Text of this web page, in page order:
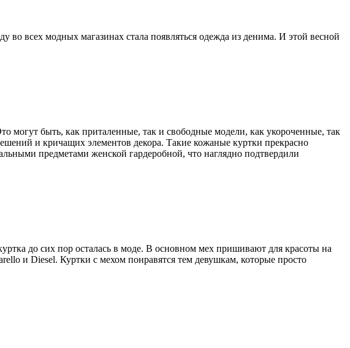
всех модных магазинах стала появляться одежда из денима. И этой весной
могут быть, как приталенные, так и свободные модели, как укороченные, так
и кричащих элементов декора. Такие кожаные куртки прекрасно
предметами женской гардеробной, что наглядно подтвердили
до сих пор осталась в моде. В основном мех пришивают для красоты на
и Diesel. Куртки с мехом понравятся тем девушкам, которые просто